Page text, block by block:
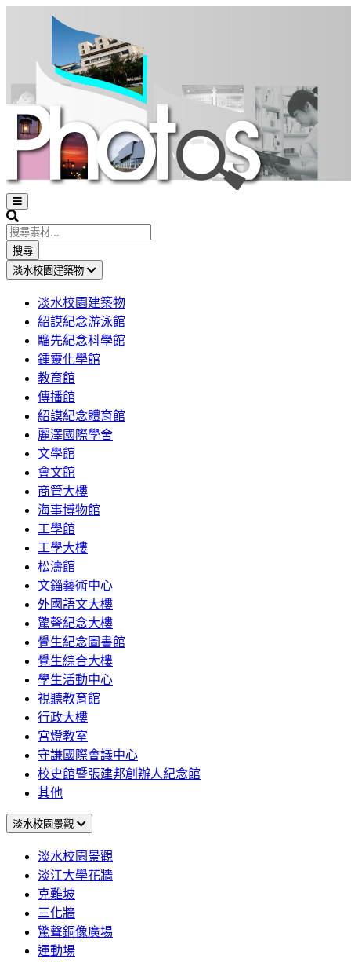
Open
sidebar
Search
搜尋
淡水校園建築物
淡水校園建築物
紹謨紀念游泳館
騮先紀念科學館
鍾靈化學館
教育館
傳播館
紹謨紀念體育館
麗澤國際學舍
文學館
會文館
商管大樓
海事博物館
工學館
工學大樓
松濤館
文錙藝術中心
外國語文大樓
驚聲紀念大樓
覺生紀念圖書館
覺生綜合大樓
學生活動中心
視聽教育館
行政大樓
宮燈教室
守謙國際會議中心
校史館暨張建邦創辦人紀念館
其他
淡水校園景觀
淡水校園景觀
淡江大學花牆
克難坡
三化牆
驚聲銅像廣場
運動場